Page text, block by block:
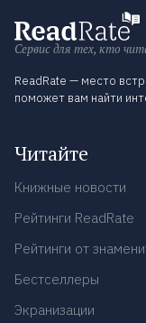
Сервис для тех, кто
ReadRate — место
поможет вам найти
Читайте
Книжные новости
Рейтинги ReadRate
Рейтинги от
Бестселлеры
Экранизации